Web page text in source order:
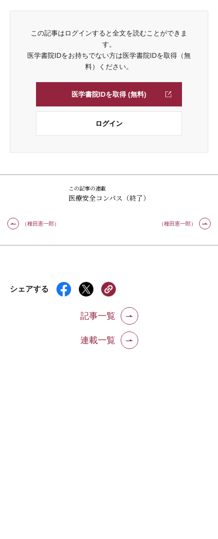
この記事はログインすると全文を読むことができま
す。
医学書院IDをお持ちでない方は医学書院IDを取得（無
料）ください。
医学書院IDを取得 (無料)
ログイン
この記事の連載
医療安全コンパス（終了）
（種田憲一郎） （種田憲一郎）
シェアする
記事一覧
連載一覧